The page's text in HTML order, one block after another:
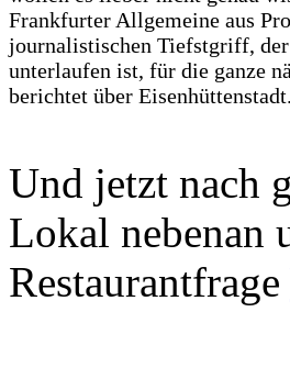
Frankfurter Allgemeine aus
journalistischen Tiefstgriff,
unterlaufen ist, für die ganze
berichtet über
Und jetzt nach
Lokal nebenan
Restaurantfrage